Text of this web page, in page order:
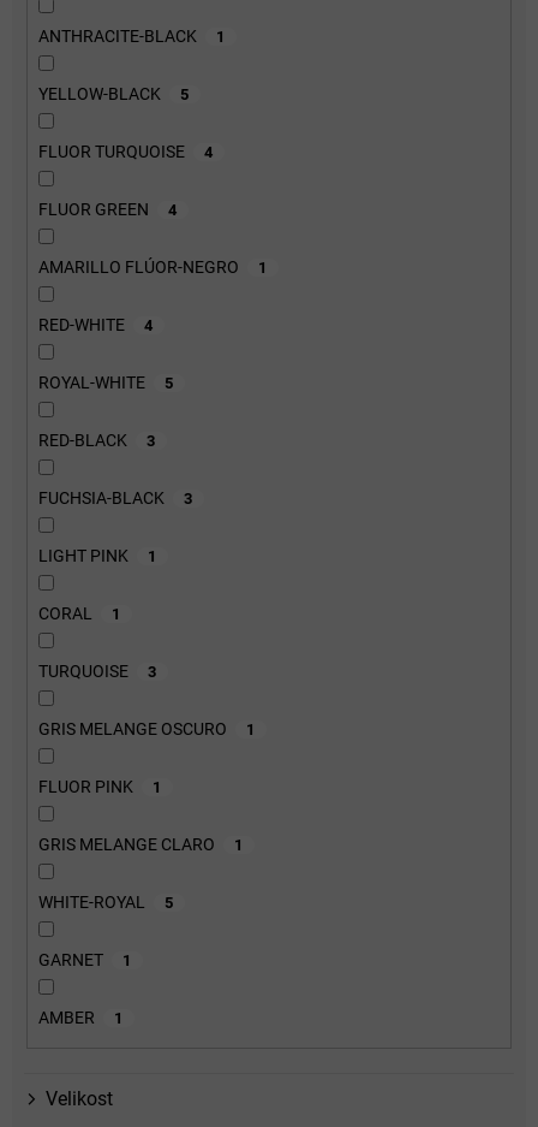
ANTHRACITE-BLACK 1
YELLOW-BLACK 5
FLUOR TURQUOISE 4
FLUOR GREEN 4
AMARILLO FLÚOR-NEGRO 1
RED-WHITE 4
ROYAL-WHITE 5
RED-BLACK 3
FUCHSIA-BLACK 3
LIGHT PINK 1
CORAL 1
TURQUOISE 3
GRIS MELANGE OSCURO 1
FLUOR PINK 1
GRIS MELANGE CLARO 1
WHITE-ROYAL 5
GARNET 1
AMBER 1
Velikost